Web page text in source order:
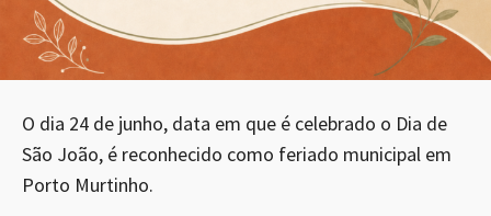
O dia 24 de junho, data em que é celebrado o Dia de
São João, é reconhecido como feriado municipal em
Porto Murtinho.